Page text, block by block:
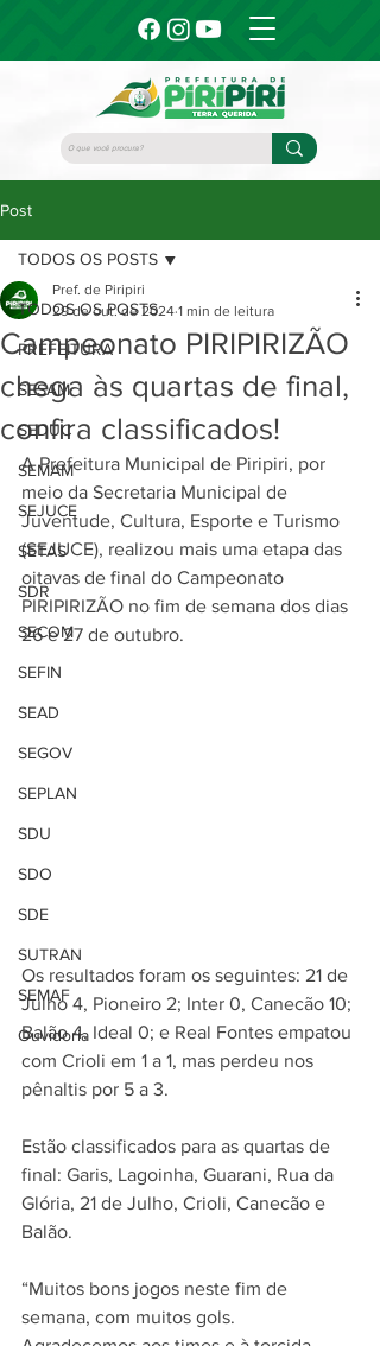
Post
TODOS OS POSTS
PREFEITURA
SESAM
SEDUC
SEMAM
SEJUCE
SETAS
SDR
SECOM
SEFIN
SEAD
SEGOV
SEPLAN
SDU
SDO
SDE
SUTRAN
SEMAF
Ouvidoria
TODOS OS POSTS
Campeonato PIRIPIRIZÃO
chega às quartas de final,
confira classificados!
Pref. de Piripiri
29 de out. de 2024 1 min de leitura
A Prefeitura Municipal de Piripiri, por
meio da Secretaria Municipal de
Juventude, Cultura, Esporte e Turismo
(SEJUCE), realizou mais uma etapa das
oitavas de final do Campeonato
PIRIPIRIZÃO no fim de semana dos dias
26 e 27 de outubro.
Os resultados foram os seguintes: 21 de
Julho 4, Pioneiro 2; Inter 0, Canecão 10;
Balão 4, Ideal 0; e Real Fontes empatou
com Crioli em 1 a 1, mas perdeu nos
pênaltis por 5 a 3.
Estão classificados para as quartas de
final: Garis, Lagoinha, Guarani, Rua da
Glória, 21 de Julho, Crioli, Canecão e
Balão.
“Muitos bons jogos neste fim de
semana, com muitos gols.